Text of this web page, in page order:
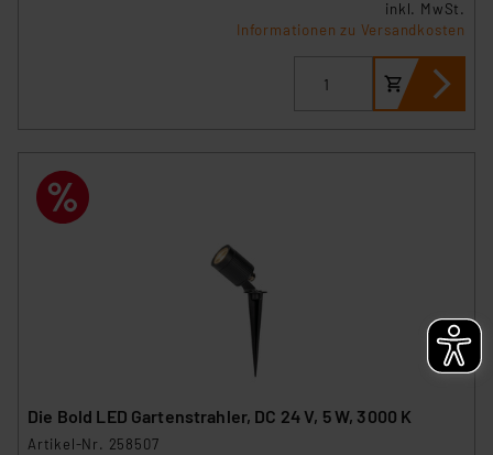
inkl. MwSt.
Informationen zu Versandkosten
Die Bold LED Gartenstrahler, DC 24 V, 5 W, 3000 K
Artikel-Nr. 258507